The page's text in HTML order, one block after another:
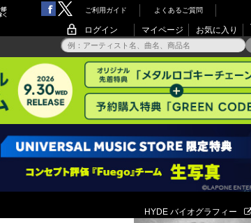
ご利用ガイド よくあるご質問
ログイン マイページ お気に入り
HYDE バイオグラフィー